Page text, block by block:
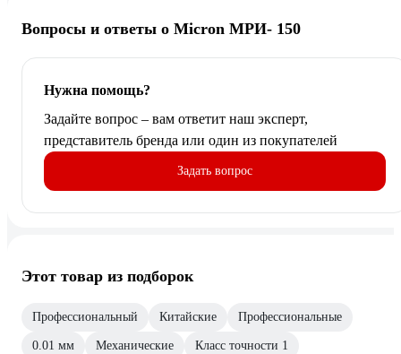
Вопросы и ответы о Micron МРИ- 150
Нужна помощь?
Задайте вопрос – вам ответит наш эксперт,
представитель бренда или один из покупателей
Задать вопрос
Этот товар из подборок
Профессиональный Китайские Профессиональные
0.01 мм Механические Класс точности 1